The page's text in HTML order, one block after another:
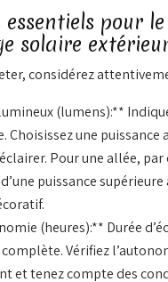
essentiels pour
solaire
considérez
(lumens):**
Choisissez une
Pour une allée,
puissance
(heures):** Durée
Vérifiez
et tenez compte des